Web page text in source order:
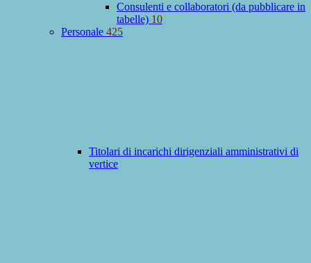
Consulenti e collaboratori (da pubblicare in
tabelle) 10
Personale 425
Titolari di incarichi dirigenziali amministrativi di
vertice